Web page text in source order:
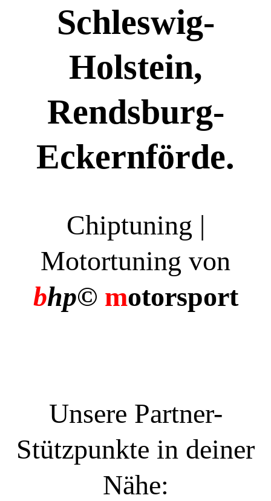
Schleswig-
Holstein,
Rendsburg-
Eckernförde.
Chiptuning |
Motortuning von
bhp© motorsport
Unsere Partner-
Stützpunkte in deiner
Nähe: